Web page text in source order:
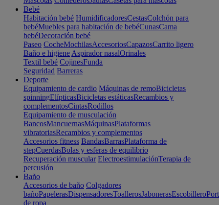
Bebé
Habitación bebé HumidificadoresCestasColchón para
bebéMuebles para habitación de bebéCunasCama
bebéDecoración bebé
Paseo CocheMochilasAccesoriosCapazosCarrito ligero
Baño e higiene Aspirador nasalOrinales
Textil bebé CojinesFunda
Seguridad Barreras
Deporte
Equipamiento de cardio Máquinas de remoBicicletas
spinningElípticasBicicletas estáticasRecambios y
complementosCintasRodillos
Equipamiento de musculación
BancosMancuernasMáquinasPlataformas
vibratoriasRecambios y complementos
Accesorios fitness BandasBarrasPlataforma de
stepCuerdasBolas y esferas de equilibrio
Recuperación muscular ElectroestimulaciónTerapia de
percusión
Baño
Accesorios de baño Colgadores
bañoPapelerasDispensadoresToallerosJabonerasEscobillero
de ropa